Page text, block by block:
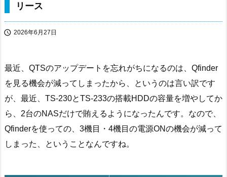
リース
 2026年6月27日
最近、QTSのアップデートを忘れがちになるのは、Qfinder
を見る機会が減ってしまったから、というのは言い訳です
が、最近、TS-230とTS-233の搭載HDDの容量を増やしてか
ら、2台のNASだけで賄えるようになったんです。なので、
Qfinderを使っての、3機目・4機目の電源ONの機会が減って
しまった、ということなんですね。